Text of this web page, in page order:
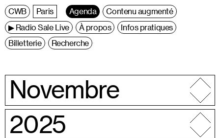
Centre
Wallonie
Bruxelles
Paris Agenda
Contenu augmenté
▶ Radio Sale Live
À propos
Infos pratiques
Billetterie
Recherche
Novembre
2025